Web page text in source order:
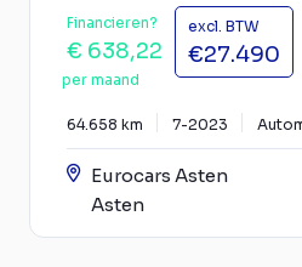
Financieren?
€ 638,22
per maand
excl. BTW
€27.490
64.658 km 7-2023
Eurocars Asten
Asten